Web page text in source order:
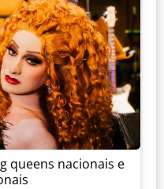
queens nacionais e